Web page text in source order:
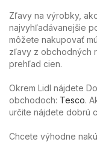
Zľavy na výrobky,
najvyhľadávanejšie
môžete nakupovať
zľavy z obchodných
prehľad cien.
Okrem Lidl nájdete
obchodoch: Tesco.
určite nájdete dobrú
Chcete výhodne